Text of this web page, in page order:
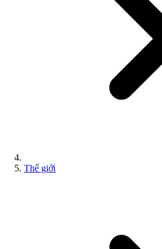
Thế giới